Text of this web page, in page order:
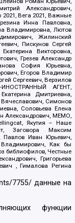
Александрович,
Вега 2021, Важные
Инна Павловна,
Владимировна, Лютов
Жилинский
Пискунов Сергей
Викторовна,
Грезев Александр
София Юрьевна,
Егоров Владимир
Сергеевич, Верзилов
АГЕНТ,
Дмитриевна,
Симонов
Соловьева Елена
Александрович, МЕМО,
Якутия – Наше
Заговора Максим
Павлов Иван Юрьевич,
Как бы
библиофилов, Честные
Григорьева
, Гималова Регина
7755/ данные на
функции